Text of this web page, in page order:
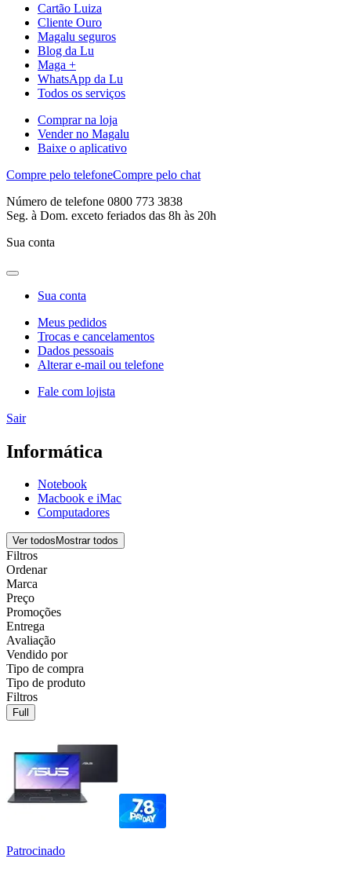
Cartão Luiza
Cliente Ouro
Magalu seguros
Blog da Lu
Maga +
WhatsApp da Lu
Todos os serviços
Comprar na loja
Vender no Magalu
Baixe o aplicativo
Compre pelo telefoneCompre pelo chat
Número de telefone 0800 773 3838
Seg. à Dom. exceto feriados das 8h às 20h
Sua conta
Sua conta
Meus pedidos
Trocas e cancelamentos
Dados pessoais
Alterar e-mail ou telefone
Fale com lojista
Sair
Informática
Notebook
Macbook e iMac
Computadores
Ver todos Mostrar todos
Filtros
Ordenar
Marca
Preço
Promoções
Entrega
Avaliação
Vendido por
Tipo de compra
Tipo de produto
Filtros
Full
Patrocinado